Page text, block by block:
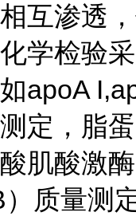
互渗透
学检验
apoA
定，脂蛋
肌酸激
）质量测